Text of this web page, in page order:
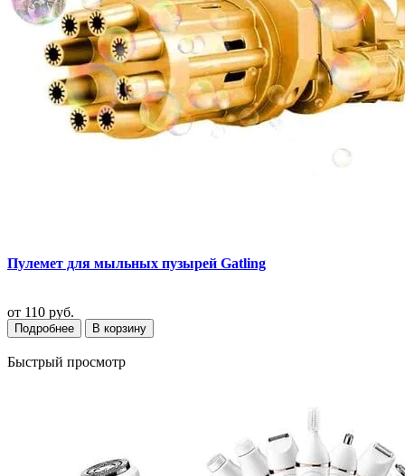
Пулемет для мыльных пузырей Gatling
от 110 руб.
Подробнее В корзину
Быстрый просмотр